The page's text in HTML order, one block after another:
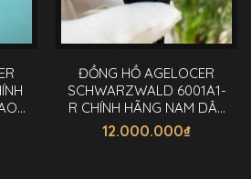
ĐỒNG HỒ AGELOCER
SCHWARZWALD 6001A1-
R CHÍNH HÃNG NAM DÂY
CAO SU 41,5MM
12.000.000₫